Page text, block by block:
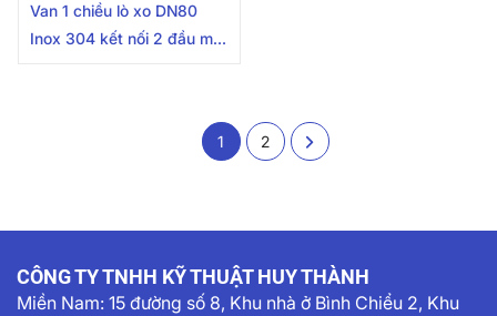
Van 1 chiều lò xo DN80
Inox 304 kết nối 2 đầu mặt
1 2
CÔNG TY TNHH KỸ THUẬT HUY THÀNH
Miền Nam: 15 đường số 8, Khu nhà ở Bình Chiểu 2, Khu